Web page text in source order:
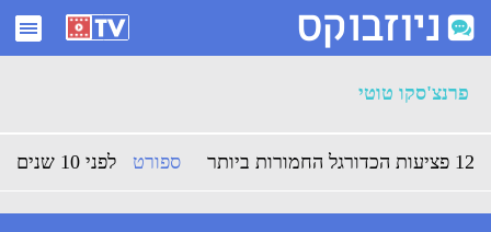
ארכיון פרנצ'סקו טוטי - ניוזבוקס
פרנצ'סקו טוטי
12 פציעות הכדורגל החמורות ביותר לפני 10 שנים ספורט